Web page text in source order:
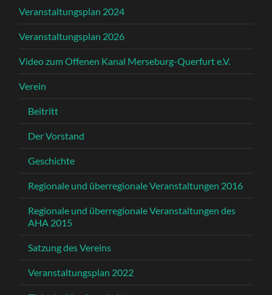
Veranstaltungsplan 2024
Veranstaltungsplan 2026
Video zum Offenen Kanal Merseburg-Querfurt e.V.
Verein
Beitritt
Der Vorstand
Geschichte
Regionale und überregionale Veranstaltungen 2016
Regionale und überregionale Veranstaltungen des
AHA 2015
Satzung des Vereins
Veranstaltungsplan 2022